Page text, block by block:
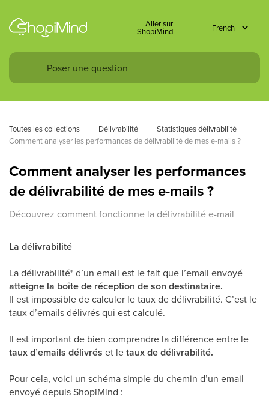
Aller sur
ShopiMind
Toutes les collections Délivrabilité
Statistiques délivrabilité
Comment analyser les performances de délivrabilité de mes e-mails ?
Comment analyser les performances
de délivrabilité de mes e-mails ?
Découvrez comment fonctionne la délivrabilité e-mail
La délivrabilité
La délivrabilité* d’un email est le fait que l’email envoyé
atteigne la boîte de réception de son destinataire.
Il est impossible de calculer le taux de délivrabilité. C’est le
taux d’emails délivrés qui est calculé.
Il est important de bien comprendre la différence entre le
taux d’emails délivrés et letaux de délivrabilité.
Pour cela, voici un schéma simple du chemin d’un email
envoyé depuis ShopiMind :